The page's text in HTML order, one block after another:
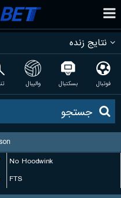
نتایج زنده
فوتبال بسکتبال والیبال
No Hoodwink
FTS